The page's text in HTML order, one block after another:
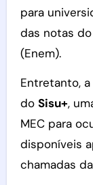
para
das notas
(Enem).
Entretanto,
do Sisu+,
MEC para
disponíveis
chamadas